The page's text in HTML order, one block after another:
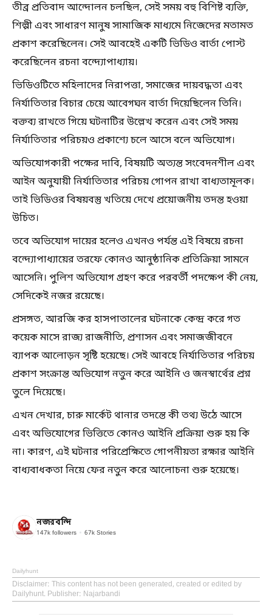
তীব্র প্রতিবাদ আন্দোলন চলছিল, সেই সময় বহু বিশিষ্ট ব্যক্তি,
শিল্পী এবং সাধারণ মানুষ সামাজিক মাধ্যমে নিজেদের মতামত
প্রকাশ করেছিলেন। সেই আবহেই একটি ভিডিও বার্তা পোস্ট
করেছিলেন রচনা বন্দ্যোপাধ্যায়।
ভিডিওটিতে মহিলাদের নিরাপত্তা, সমাজের দায়বদ্ধতা এবং
নির্যাতিতার বিচার চেয়ে আবেগঘন বার্তা দিয়েছিলেন তিনি।
বক্তব্য রাখতে গিয়ে ঘটনাটির উল্লেখ করেন এবং সেই সময়
নির্যাতিতার পরিচয়ও প্রকাশ্যে চলে আসে বলে অভিযোগ।
অভিযোগকারী পক্ষের দাবি, বিষয়টি অত্যন্ত সংবেদনশীল এবং
আইন অনুযায়ী নির্যাতিতার পরিচয় গোপন রাখা বাধ্যতামূলক।
তাই ভিডিওর বিষয়বস্তু খতিয়ে দেখে প্রয়োজনীয় তদন্ত হওয়া
উচিত।
তবে অভিযোগ দায়ের হলেও এখনও পর্যন্ত এই বিষয়ে রচনা
বন্দ্যোপাধ্যায়ের তরফে কোনও আনুষ্ঠানিক প্রতিক্রিয়া সামনে
আসেনি। পুলিশ অভিযোগ গ্রহণ করে পরবর্তী পদক্ষেপ কী নেয়,
সেদিকেই নজর রয়েছে।
প্রসঙ্গত, আরজি কর হাসপাতালের ঘটনাকে কেন্দ্র করে গত
কয়েক মাসে রাজ্য রাজনীতি, প্রশাসন এবং সমাজজীবনে
ব্যাপক আলোড়ন সৃষ্টি হয়েছে। সেই আবহে নির্যাতিতার পরিচয়
প্রকাশ সংক্রান্ত অভিযোগ নতুন করে আইনি ও জনস্বার্থের প্রশ্ন
তুলে দিয়েছে।
এখন দেখার, চারু মার্কেট থানার তদন্তে কী তথ্য উঠে আসে
এবং অভিযোগের ভিত্তিতে কোনও আইনি প্রক্রিয়া শুরু হয় কি
না। কারণ, এই ঘটনার পরিপ্রেক্ষিতে গোপনীয়তা রক্ষার আইনি
বাধ্যবাধকতা নিয়ে ফের নতুন করে আলোচনা শুরু হয়েছে।
নজরবন্দি
147k followers 67k Stories
Dailyhunt
Disclaimer: This content has not been generated, created or edited by
Dailyhunt. Publisher: Najarbandi